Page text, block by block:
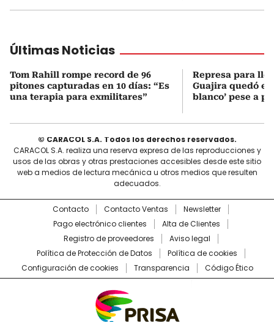
Últimas Noticias
Tom Rahill rompe record de 96
pitones capturadas en 10 días: “Es
una terapia para exmilitares”
Represa para
Guajira quedó en
blanco’ pese a
© CARACOL S.A. Todos los derechos reservados.
CARACOL S.A. realiza una reserva expresa de las reproducciones y
usos de las obras y otras prestaciones accesibles desde este sitio
web a medios de lectura mecánica u otros medios que resulten
adecuados.
Contacto Contacto Ventas
Newsletter
Pago electrónico clientes
Alta de Clientes
Registro de proveedores
Aviso legal
Política de Protección de Datos
Política de cookies
Configuración de cookies
Transparencia Código Ético